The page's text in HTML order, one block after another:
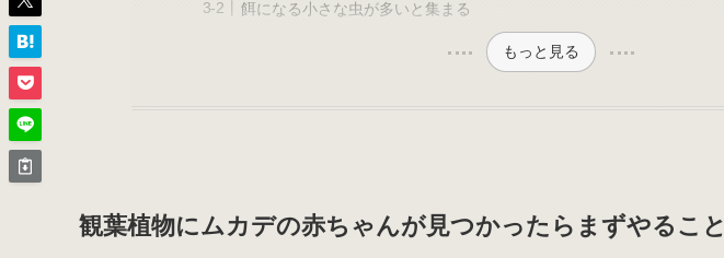
餌になる小さな虫が多いと集まる
もっと見る
観葉植物にムカデの赤ちゃんが見つかったらまずやること